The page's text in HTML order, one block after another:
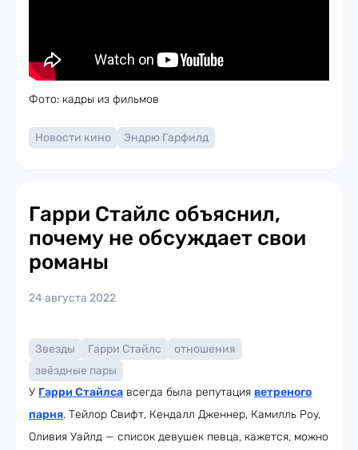
Фото: кадры из фильмов
Новости кино Эндрю Гарфилд
Гарри Стайлс объяснил,
почему не обсуждает свои
романы
24 августа 2022
Звезды Гарри Стайлс
отношения
звёздные пары
У Гарри Стайлса всегда была репутация ветреного
парня. Тейлор Свифт, Кендалл Дженнер, Камилль Роу,
Оливия Уайлд — список девушек певца, кажется, можно